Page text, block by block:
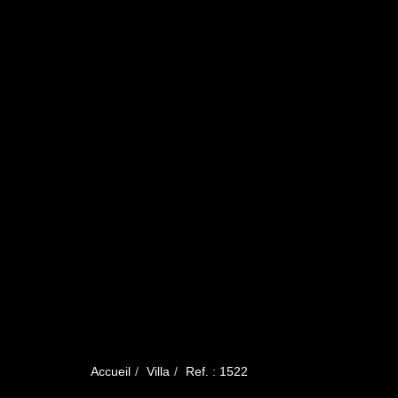
Accueil Villa Ref. : 1522